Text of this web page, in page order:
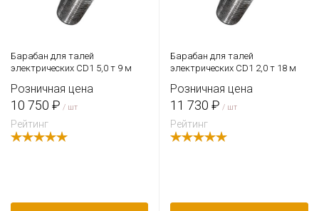
Барабан для талей
электрических CD1 5,0 т 9 м
Розничная цена
10 750 ₽ / шт
Рейтинг
Барабан для талей
электрических CD1 2,0 т 18 м
Розничная цена
11 730 ₽ / шт
Рейтинг